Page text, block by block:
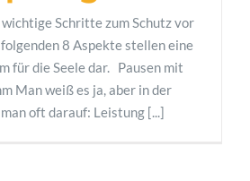
Schritte zum Schutz vor
8 Aspekte stellen eine
für die Seele dar. Pausen mit
Man weiß es ja, aber in der
oft darauf: Leistung [...]